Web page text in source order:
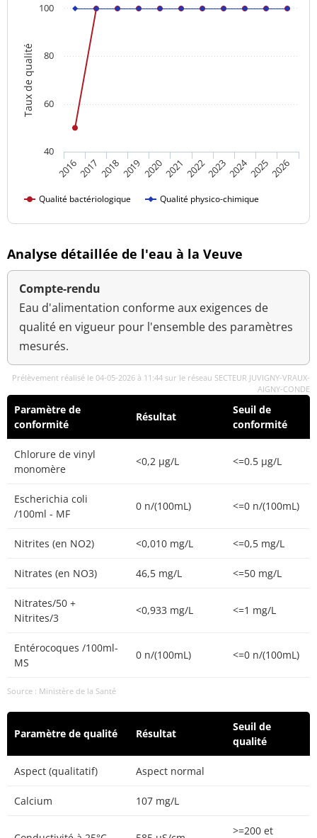
Taux de qualité
Qualité bactériologique Qualité physico-chimique
20162017 201820192020202120222023202420252026
40
60
80
100
Analyse détaillée de l'eau à la Veuve
Compte-rendu
Eau d'alimentation conforme aux exigences de
qualité en vigueur pour l'ensemble des paramètres
mesurés.
Prélèvement réalisé le 04-05-2026 à 11:44 sur le réseau SECTEUR JUVIGNY-VRAUX-
AIGNY-CONDE
Paramètre de
conformité
Résultat
Seuil de
conformité
Chlorure de vinyl
monomère
<0,2 µg/L <=0.5 µg/L
Escherichia coli
/100ml - MF
0 n/(100mL) <=0 n/(100mL)
Nitrites (en NO2) <0,010 mg/L <=0,5 mg/L
Nitrates (en NO3) 46,5 mg/L <=50 mg/L
Nitrates/50 +
Nitrites/3
<0,933 mg/L <=1 mg/L
Entérocoques /100ml-
MS
0 n/(100mL) <=0 n/(100mL)
Source : Ministère de la Santé
Paramètre de qualité Résultat
Seuil de
qualité
Aspect (qualitatif) Aspect normal
Calcium 107 mg/L
>=200 et